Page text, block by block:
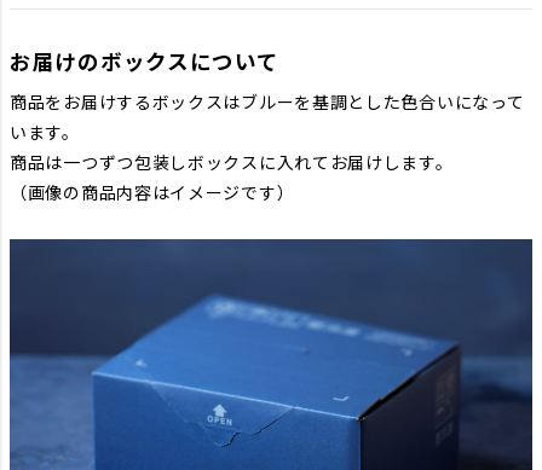
お届けのボックスについて
商品をお届けするボックスはブルーを基調とした色合いになって
います。
商品は一つずつ包装しボックスに入れてお届けします。
（画像の商品内容はイメージです）